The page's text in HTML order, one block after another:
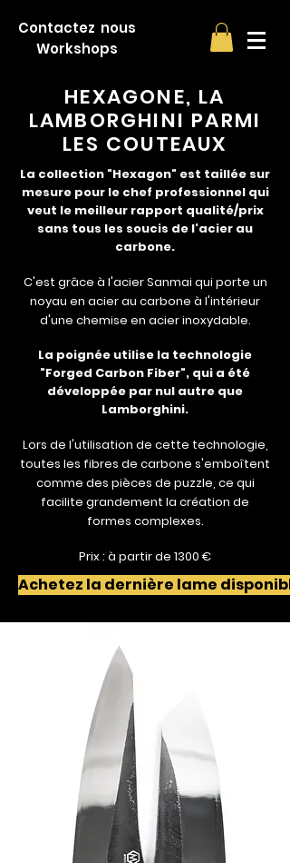
Workshops
Contactez nous
HEXAGONE, LA
LAMBORGHINI PARMI
LES COUTEAUX
La collection "Hexagon" est taillée sur
mesure pour le chef professionnel qui
veut le meilleur rapport qualité/prix
sans tous les soucis de l'acier au
carbone.
C'est grâce à l'acier Sanmai qui porte un
noyau en acier au carbone à l'intérieur
d'une chemise en acier inoxydable.
La poignée utilise la technologie
"Forged Carbon Fiber", qui a été
développée par nul autre que
Lamborghini.
Lors de l'utilisation de cette technologie,
toutes les fibres de carbone s'emboîtent
comme des pièces de puzzle, ce qui
facilite grandement la création de
formes complexes.
Prix : à partir de 1300 €
Achetez la dernière lame